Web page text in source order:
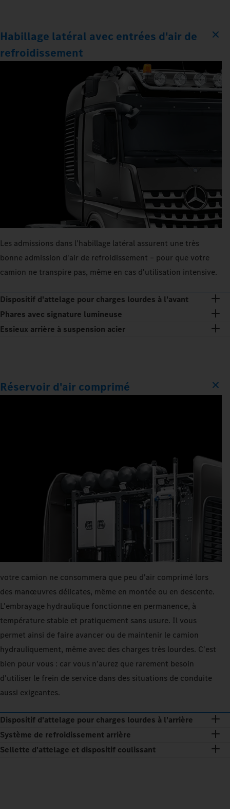
Habillage latéral avec entrées d'air de
refroidissement
Les admissions dans l'habillage latéral assurent une très
bonne admission d'air de refroidissement – pour que votre
camion ne transpire pas, même en cas d'utilisation intensive.
Dispositif d'attelage pour charges lourdes à l'avant
Phares avec signature lumineuse
Essieux arrière à suspension acier
Réservoir d'air comprimé
votre camion ne consommera que peu d'air comprimé lors
des manœuvres délicates, même en montée ou en descente.
L'embrayage hydraulique fonctionne en permanence, à
température stable et pratiquement sans usure. Il vous
permet ainsi de faire avancer ou de maintenir le camion
hydrauliquement, même avec des charges très lourdes. C'est
bien pour vous : car vous n'aurez que rarement besoin
d'utiliser le frein de service dans des situations de conduite
aussi exigeantes.
Dispositif d'attelage pour charges lourdes à l'arrière
Système de refroidissement arrière
Sellette d'attelage et dispositif coulissant